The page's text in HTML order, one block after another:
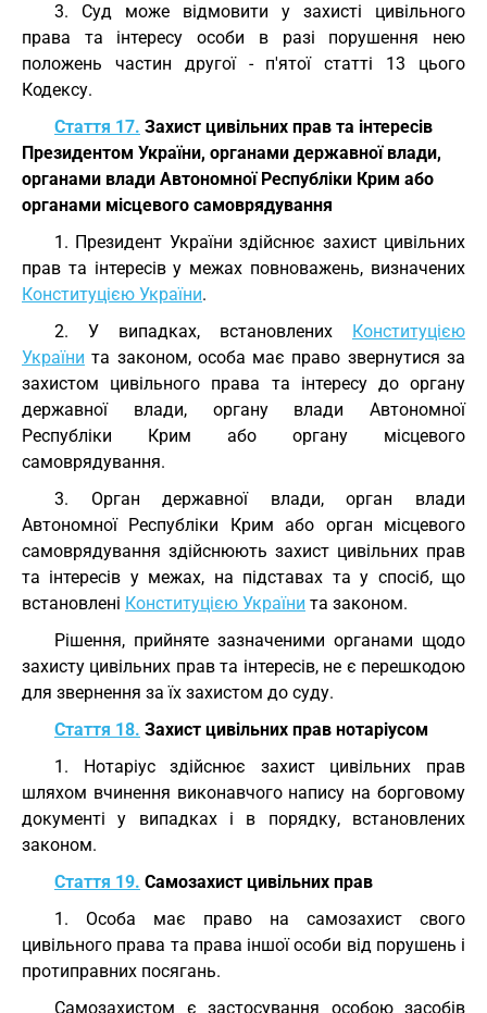
3. Суд може відмовити у захисті цивільного
права та інтересу особи в разі порушення нею
положень частин другої - п'ятої статті 13 цього
Кодексу.
Стаття 17. Захист цивільних прав та інтересів
Президентом України, органами державної влади,
органами влади Автономної Республіки Крим або
органами місцевого самоврядування
1. Президент України здійснює захист цивільних
прав та інтересів у межах повноважень, визначених
Конституцією України.
2. У випадках, встановлених Конституцією
України та законом, особа має право звернутися за
захистом цивільного права та інтересу до органу
державної влади, органу влади Автономної
Республіки Крим або органу місцевого
самоврядування.
3. Орган державної влади, орган влади
Автономної Республіки Крим або орган місцевого
самоврядування здійснюють захист цивільних прав
та інтересів у межах, на підставах та у спосіб, що
встановлені Конституцією України та законом.
Рішення, прийняте зазначеними органами щодо
захисту цивільних прав та інтересів, не є перешкодою
для звернення за їх захистом до суду.
Стаття 18. Захист цивільних прав нотаріусом
1. Нотаріус здійснює захист цивільних прав
шляхом вчинення виконавчого напису на борговому
документі у випадках і в порядку, встановлених
законом.
Стаття 19. Самозахист цивільних прав
1. Особа має право на самозахист свого
цивільного права та права іншої особи від порушень і
протиправних посягань.
Самозахистом є застосування особою засобів